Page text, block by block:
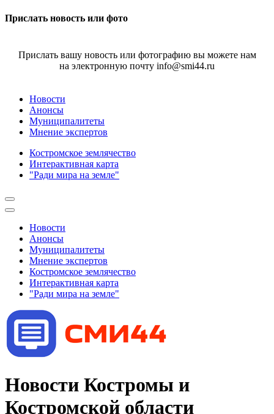
Прислать новость или фото
Прислать вашу новость или фотографию вы можете нам
на электронную почту info@smi44.ru
Новости
Анонсы
Муниципалитеты
Мнение экспертов
Костромское землячество
Интерактивная карта
"Ради мира на земле"
Новости
Анонсы
Муниципалитеты
Мнение экспертов
Костромское землячество
Интерактивная карта
"Ради мира на земле"
Новости Костромы и
Костромской области